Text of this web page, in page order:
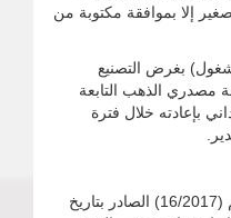
إلا بموافقة مكتوبة من
بغرض التصنيع
الذهب التابعة
بإعادته خلال فترة
منشور إدارة السياسات رقم (16/2017) الصادر بتاريخ